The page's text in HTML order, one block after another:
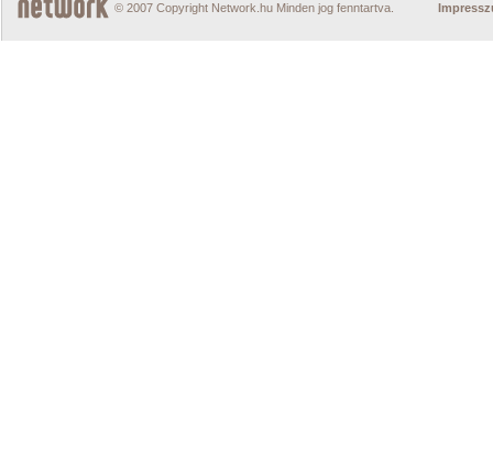
© 2007 Copyright Network.hu Minden jog fenntartva.